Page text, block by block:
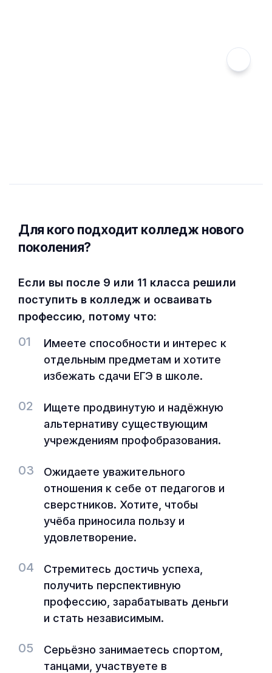
Для кого подходит колледж нового
поколения?
Если вы после 9 или 11 класса решили
поступить в колледж и осваивать
профессию, потому что:
01
Имеете способности и интерес к
отдельным предметам и хотите
избежать сдачи ЕГЭ в школе.
02
Ищете продвинутую и надёжную
альтернативу существующим
учреждениям профобразования.
03
Ожидаете уважительного
отношения к себе от педагогов и
сверстников. Хотите, чтобы
учёба приносила пользу и
удовлетворение.
04
Стремитесь достичь успеха,
получить перспективную
профессию, зарабатывать деньги
и стать независимым.
05
Серьёзно занимаетесь спортом,
танцами, участвуете в